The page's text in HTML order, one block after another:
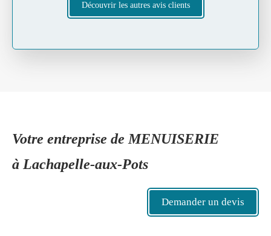
Découvrir les autres avis clients
Votre entreprise de MENUISERIE
à Lachapelle-aux-Pots
Demander un devis